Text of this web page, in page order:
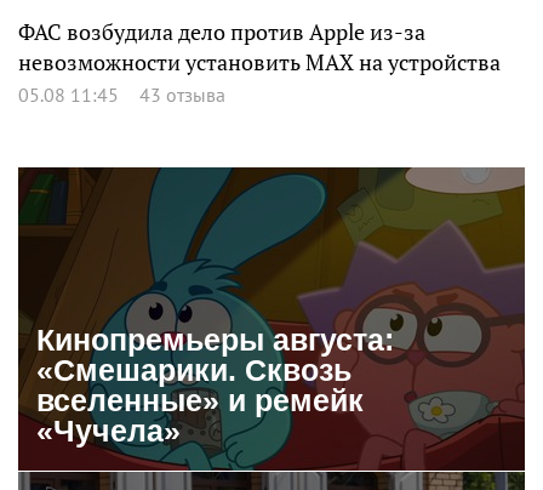
ФАС возбудила дело против Apple из-за
невозможности установить MAX на устройства
05.08 11:45 43 отзыва
Кинопремьеры августа:
«Смешарики. Сквозь
вселенные» и ремейк
«Чучела»